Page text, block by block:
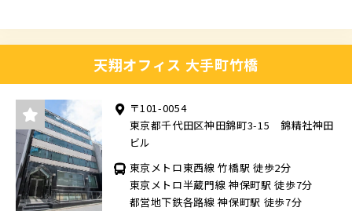
天翔オフィス 大手町竹橋
〒101-0054
東京都千代田区神田錦町3-15 錦精社神田
ビル
東京メトロ東西線 竹橋駅 徒歩2分
東京メトロ半蔵門線 神保町駅 徒歩7分
都営地下鉄各路線 神保町駅 徒歩7分